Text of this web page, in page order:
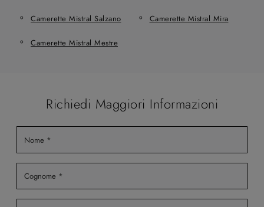
Camerette Mistral Salzano Camerette Mistral Mira
Camerette Mistral Mestre
Richiedi Maggiori Informazioni